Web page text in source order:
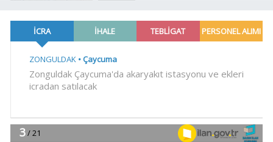
için çalışmalar başladı
16:14 Bursa'da Kıbrıs Gazisi Ali